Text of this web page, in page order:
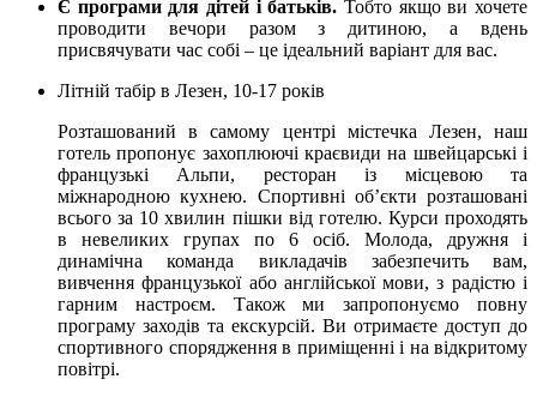
Є програми для дітей і батьків. Тобто якщо ви хочете
проводити вечори разом з дитиною, а вдень
присвячувати час собі – це ідеальний варіант для вас.
Літній табір в Лезен, 10-17 років
Розташований в самому центрі містечка Лезен, наш
готель пропонує захоплюючі краєвиди на швейцарські і
французькі Альпи, ресторан із місцевою та
міжнародною кухнею. Спортивні об’єкти розташовані
всього за 10 хвилин пішки від готелю. Курси проходять
в невеликих групах по 6 осіб. Молода, дружня і
динамічна команда викладачів забезпечить вам,
вивчення французької або англійської мови, з радістю і
гарним настроєм. Також ми запропонуємо повну
програму заходів та екскурсій. Ви отримаєте доступ до
спортивного спорядження в приміщенні і на відкритому
повітрі.